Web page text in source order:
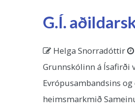
G.Í.
Helga Snorradóttir
Grunnskólinn á Ísafirði
Evrópusambandsins
heimsmarkmið